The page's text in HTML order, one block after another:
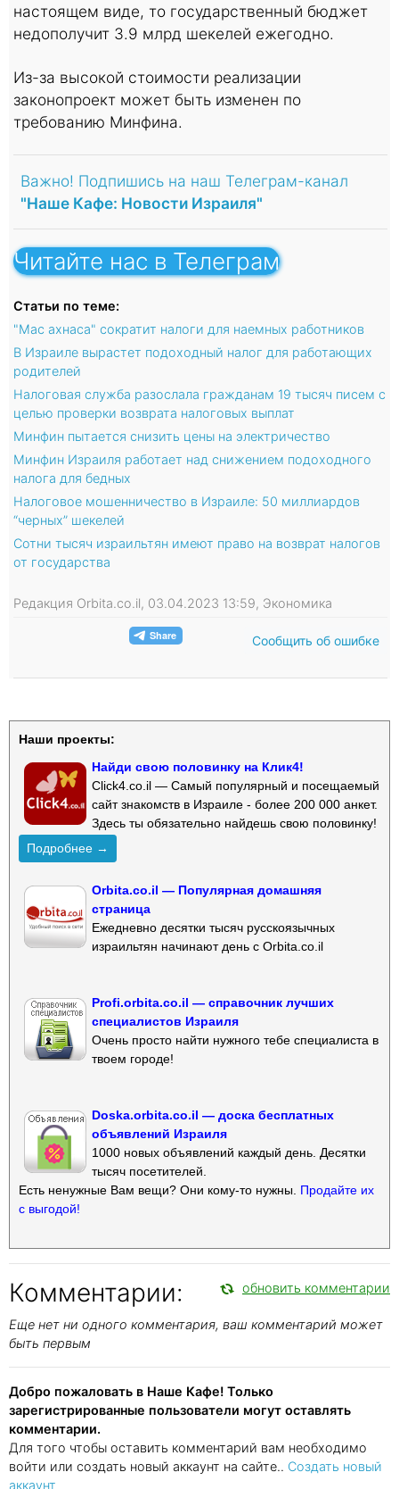
настоящем виде, то государственный бюджет
недополучит 3.9 млрд шекелей ежегодно.
Из-за высокой стоимости реализации
законопроект может быть изменен по
требованию Минфина.
Важно! Подпишись на наш Телеграм-канал
"Наше Кафе: Новости Израиля"
Читайте нас в Телеграм
Статьи по теме:
"Мас ахнаса" сократит налоги для наемных работников
В Израиле вырастет подоходный налог для работающих
родителей
Налоговая служба разослала гражданам 19 тысяч писем с
целью проверки возврата налоговых выплат
Минфин пытается снизить цены на электричество
Минфин Израиля работает над снижением подоходного
налога для бедных
Налоговое мошенничество в Израиле: 50 миллиардов
“черных” шекелей
Сотни тысяч израильтян имеют право на возврат налогов
от государства
Редакция Orbita.co.il, 03.04.2023 13:59, Экономика
Сообщить об ошибке
Наши проекты:
Найди свою половинку на Клик4!
Click4.co.il — Самый популярный и посещаемый
сайт знакомств в Израиле - более 200 000 анкет.
Здесь ты обязательно найдешь свою половинку!
Подробнее →
Orbita.co.il — Популярная домашняя
страница
Ежедневно десятки тысяч русскоязычных
израильтян начинают день с Orbita.co.il
Profi.orbita.co.il — справочник лучших
специалистов Израиля
Очень просто найти нужного тебе специалиста в
твоем городе!
Doska.orbita.co.il — доска бесплатных
объявлений Израиля
1000 новых объявлений каждый день. Десятки
тысяч посетителей.
Есть ненужные Вам вещи? Они кому-то нужны. Продайте их
с выгодой!
Комментарии: обновить комментарии
Еще нет ни одного комментария, ваш комментарий может
быть первым
Добро пожаловать в Наше Кафе! Только
зарегистрированные пользователи могут оставлять
комментарии.
Для того чтобы оставить комментарий вам необходимо
войти или создать новый аккаунт на сайте.. Создать новый
аккаунт